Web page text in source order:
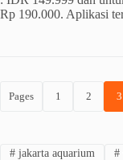
Rp 190.000. Aplikasi
Pages 1 2 3
#jakarta aquarium #